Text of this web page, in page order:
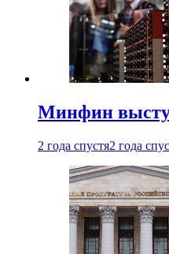
Минфин
2 года спустя2 года